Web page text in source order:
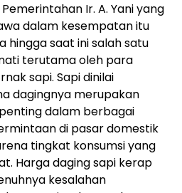
Ir. A. Yani yang
dalam kesempatan itu
hingga saat ini salah satu
terutama oleh para
sapi. Sapi dinilai
dagingnya merupakan
dalam berbagai
di pasar domestik
tingkat konsumsi yang
Harga daging sapi kerap
kesalahan